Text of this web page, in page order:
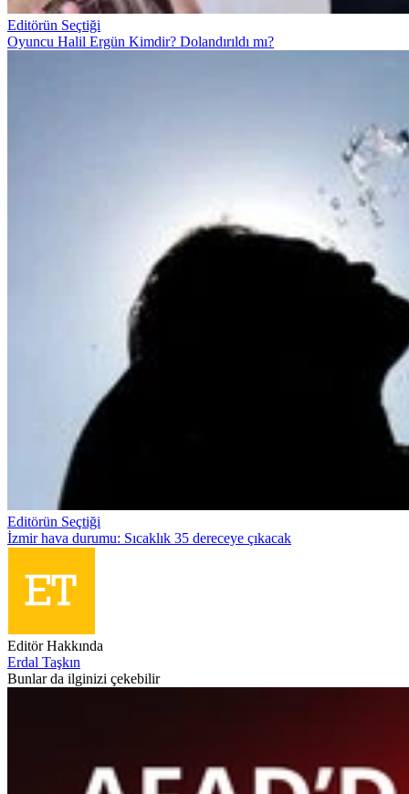
Editörün Seçtiği
Oyuncu Halil Ergün Kimdir? Dolandırıldı mı?
Editörün Seçtiği
İzmir hava durumu: Sıcaklık 35 dereceye çıkacak
Editör Hakkında
Erdal Taşkın
Bunlar da ilginizi çekebilir